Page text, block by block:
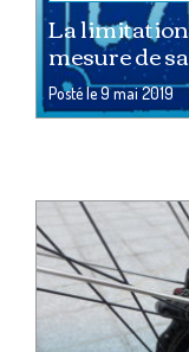
La limitation
mesure de
Posté le9 mai 2019